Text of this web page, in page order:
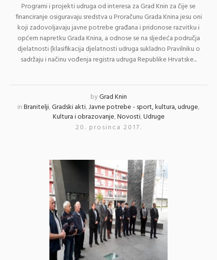
Programi i projekti udruga od interesa za Grad Knin za čije se
financiranje osiguravaju sredstva u Proračunu Grada Knina jesu oni
koji zadovoljavaju javne potrebe građana i pridonose razvitku i
općem napretku Grada Knina, a odnose se na sljedeća područja
djelatnosti (klasifikacija djelatnosti udruga sukladno Pravilniku o
sadržaju i načinu vođenja registra udruga Republike Hrvatske...
byGrad Knin
inBranitelji,Gradski akti,Javne potrebe - sport, kultura, udruge,
Kultura i obrazovanje,Novosti,Udruge
20. prosinca 2017.